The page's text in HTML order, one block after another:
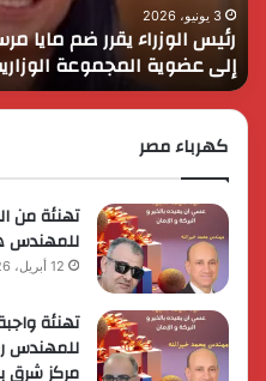
التضامن
الاجتماعي
إلى
عضوية
المجموعة
الوزارية
3 يونيو، 2026
رئيس الوزراء يقرر ضم مايا
إلى عضوية المجموعة
كهرباء مصر
تهنئة من
للمهندس
12 أبريل، 2026
تهنئة
للمهندس
مركز شرق